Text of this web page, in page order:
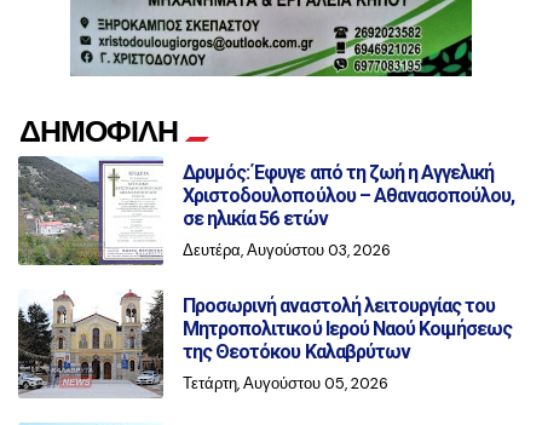
ΔΗΜΟΦΙΛΗ
Δρυμός: Έφυγε από τη ζωή η Αγγελική
Χριστοδουλοπούλου – Αθανασοπούλου,
σε ηλικία 56 ετών
Δευτέρα, Αυγούστου 03, 2026
Προσωρινή αναστολή λειτουργίας του
Μητροπολιτικού Ιερού Ναού Κοιμήσεως
της Θεοτόκου Καλαβρύτων
Τετάρτη, Αυγούστου 05, 2026